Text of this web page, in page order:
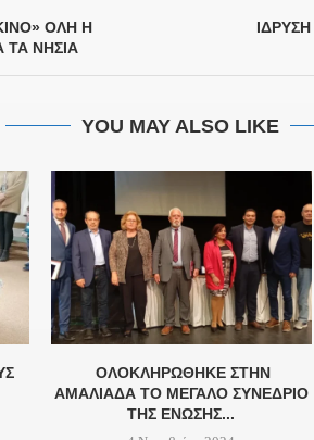
ΌΛΗ Η
ΤΑ ΝΗΣΙΆ
YOU MAY ALSO LIKE
ΟΛΟΚΛΗΡΏΘΗΚΕ ΣΤΗΝ
ΑΜΑΛΙΆΔΑ ΤΟ ΜΕΓΆΛΟ ΣΥΝΈΔΡΙΟ
ΤΗΣ ΈΝΩΣΗΣ...